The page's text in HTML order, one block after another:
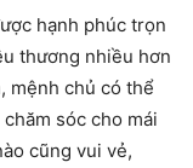
hạnh phúc trọn
thương nhiều hơn
mệnh chủ có thể
sóc cho mái
cũng vui vẻ,